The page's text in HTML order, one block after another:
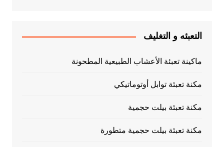
التعبئه و التغليف
ماكينة تعبئة الأعشاب الطبيعية المطحونة
مكنة تعبئة توابل أوتوماتيكي
مكنة تعبئة بيلت حجمية
مكنة تعبئة بيلت حجمية متطورة